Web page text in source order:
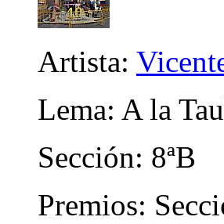
Artista:
Lema: A la
Sección: 8ªB
Premios: